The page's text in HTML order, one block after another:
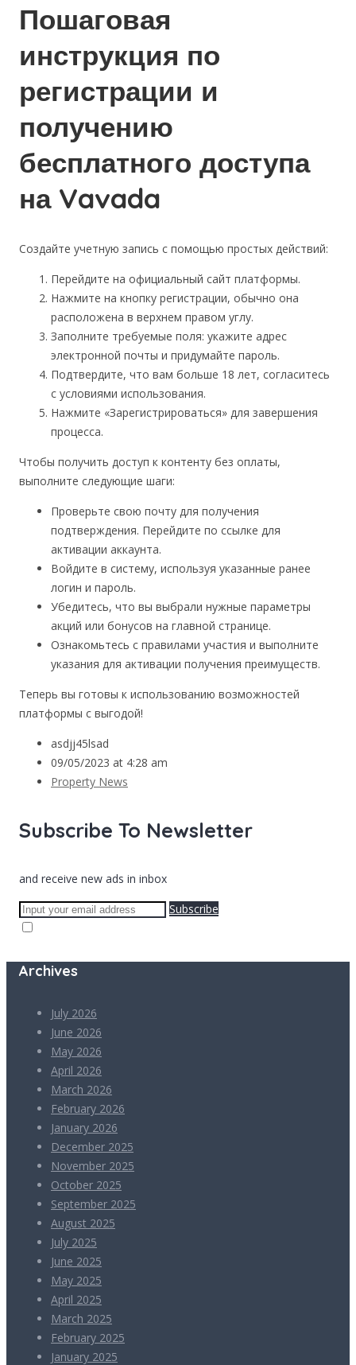
Пошаговая
инструкция по
регистрации и
получению
бесплатного доступа
на Vavada
Создайте учетную запись с помощью простых действий:
Перейдите на официальный сайт платформы.
Нажмите на кнопку регистрации, обычно она
расположена в верхнем правом углу.
Заполните требуемые поля: укажите адрес
электронной почты и придумайте пароль.
Подтвердите, что вам больше 18 лет, согласитесь
с условиями использования.
Нажмите «Зарегистрироваться» для завершения
процесса.
Чтобы получить доступ к контенту без оплаты,
выполните следующие шаги:
Проверьте свою почту для получения
подтверждения. Перейдите по ссылке для
активации аккаунта.
Войдите в систему, используя указанные ранее
логин и пароль.
Убедитесь, что вы выбрали нужные параметры
акций или бонусов на главной странице.
Ознакомьтесь с правилами участия и выполните
указания для активации получения преимуществ.
Теперь вы готовы к использованию возможностей
платформы с выгодой!
asdjj45lsad
09/05/2023 at 4:28 am
Property News
Subscribe To Newsletter
and receive new ads in inbox
Subscribe
Archives
July 2026
June 2026
May 2026
April 2026
March 2026
February 2026
January 2026
December 2025
November 2025
October 2025
September 2025
August 2025
July 2025
June 2025
May 2025
April 2025
March 2025
February 2025
January 2025